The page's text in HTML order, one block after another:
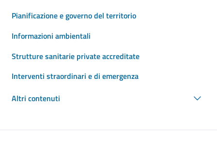
Pianificazione e governo del territorio
Informazioni ambientali
Strutture sanitarie private accreditate
Interventi straordinari e di emergenza
Altri contenuti